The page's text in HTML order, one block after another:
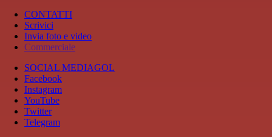
CONTATTI
Scrivici
Invia foto e video
Commerciale
SOCIAL MEDIAGOL
Facebook
Instagram
YouTube
Twitter
Telegram